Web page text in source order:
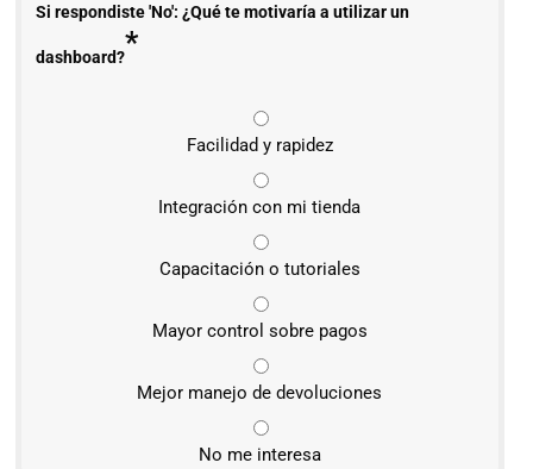
Si respondiste 'No': ¿Qué te motivaría a utilizar un
dashboard?*
Facilidad y rapidez
Integración con mi tienda
Capacitación o tutoriales
Mayor control sobre pagos
Mejor manejo de devoluciones
No me interesa